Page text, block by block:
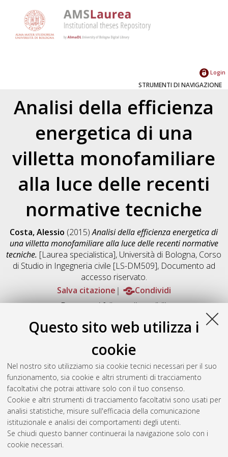
Questo sito web utilizza i
cookie
Nel nostro sito utilizziamo sia cookie tecnici necessari per il suo
funzionamento, sia cookie e altri strumenti di tracciamento
facoltativi che potrai attivare solo con il tuo consenso.
Cookie e altri strumenti di tracciamento facoltativi sono usati per
analisi statistiche, misure sull'efficacia della comunicazione
istituzionale e analisi dei comportamenti degli utenti.
Se chiudi questo banner continuerai la navigazione solo con i
cookie necessari.
Login
STRUMENTI DI NAVIGAZIONE
Analisi della efficienza
energetica di una
villetta monofamiliare
alla luce delle recenti
normative tecniche
Costa, Alessio (2015)Analisi della efficienza energetica di
una villetta monofamiliare alla luce delle recenti normative
tecniche. [Laurea specialistica], Università di Bologna, Corso
di Studio in Ingegneria civile [LS-DM509], Documento ad
accesso riservato.
Salva citazione
Condividi
Documenti full-text disponibili:
Documento PDF
Full-text non accessibile
Download (5MB) |
Abstract
Altri metadati
Gestione del documento: